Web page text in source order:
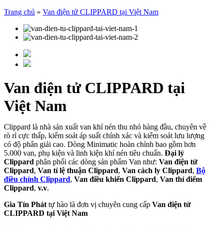
Trang chủ » Van điện tử CLIPPARD tại Việt Nam
Van điện tử CLIPPARD tại
Việt Nam
Clippard là nhà sản xuất van khí nén thu nhỏ hàng đầu, chuyên về
rò rỉ cực thấp, kiểm soát áp suất chính xác và kiểm soát lưu lượng
có độ phân giải cao. Dòng Minimatic hoàn chỉnh bao gồm hơn
5.000 van, phụ kiện và linh kiện khí nén tiêu chuẩn. Đại lý
Clippard phân phối các dòng sản phẩm Van như: Van điện tử
Clippard, Van tỉ lệ thuận Clippard, Van cách ly Clippard, Bộ
điều chỉnh Clippard, Van điều khiển Clippard, Van thí điểm
Clippard, v.v.
Gia Tín Phát tự hào là đơn vị chuyên cung cấp Van điện tử
CLIPPARD tại Việt Nam